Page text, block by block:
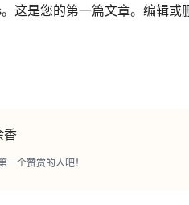
这是您的第一篇文章。编辑或
香
一个赞赏的人吧！